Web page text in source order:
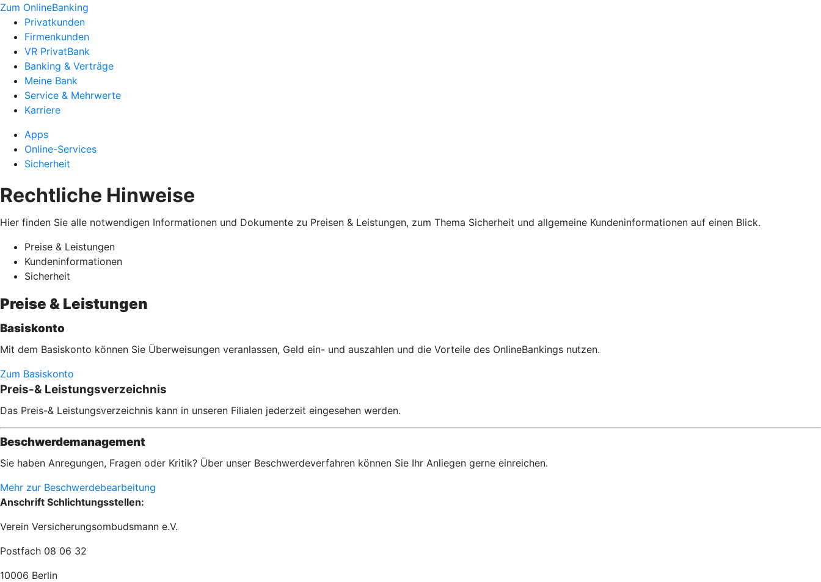
Zum OnlineBanking
Privatkunden
Firmenkunden
VR PrivatBank
Banking & Verträge
Meine Bank
Service & Mehrwerte
Karriere
Apps
Online-Services
Sicherheit
Rechtliche Hinweise
Hier finden Sie alle notwendigen Informationen und Dokumente zu Preisen & Leistungen, zum Thema Sicherheit und allgemeine Kundeninformationen auf einen Blick.
Preise & Leistungen
Kundeninformationen
Sicherheit
Preise & Leistungen
Basiskonto
Mit dem Basiskonto können Sie Überweisungen veranlassen, Geld ein- und auszahlen und die Vorteile des OnlineBankings nutzen.
Zum Basiskonto
Preis-& Leistungsverzeichnis
Das Preis-& Leistungsverzeichnis kann in unseren Filialen jederzeit eingesehen werden.
Beschwerdemanagement
Sie haben Anregungen, Fragen oder Kritik? Über unser Beschwerdeverfahren können Sie Ihr Anliegen gerne einreichen.
Mehr zur Beschwerdebearbeitung
Anschrift Schlichtungsstellen:
Verein Versicherungsombudsmann e.V.
Postfach 08 06 32
10006 Berlin